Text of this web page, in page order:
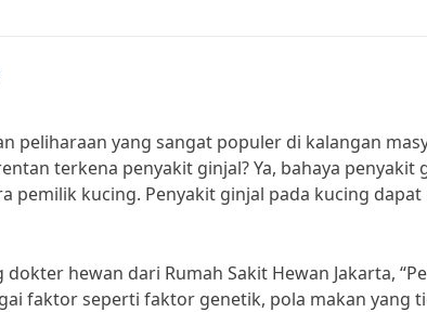
peliharaan yang sangat populer di kalangan
terkena penyakit ginjal? Ya, bahaya penyakit
pemilik kucing. Penyakit ginjal pada kucing
hewan dari Rumah Sakit Hewan Jakarta,
faktor seperti faktor genetik, pola makan yang